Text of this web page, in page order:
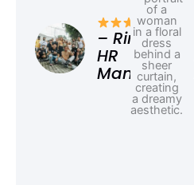
– Rina,
HR
Manager